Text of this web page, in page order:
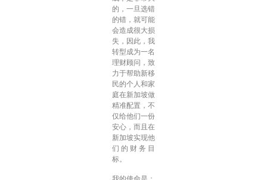
的，一旦选错
的错，就可能
会造成很大损
失，因此，我
转型成为一名
理财顾问，致
力于帮助新移
民的个人和家
庭在新加坡做
精准配置，不
仅给他们一份
安心，而且在
新加坡实现他
们的财务目
标。